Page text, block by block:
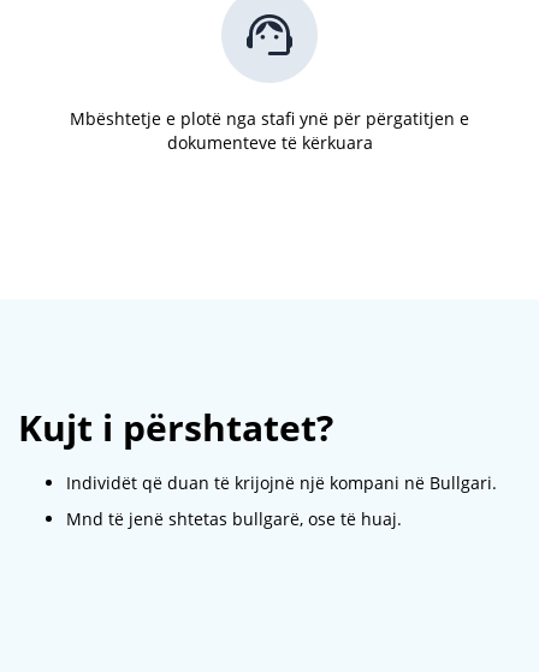
Mbështetje e plotë nga stafi ynë për përgatitjen e
dokumenteve të kërkuara
Kujt i përshtatet?
Individët që duan të krijojnë një kompani në Bullgari.
Mnd të jenë shtetas bullgarë, ose të huaj.